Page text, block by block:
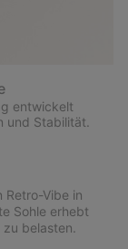
entwickelt
und Stabilität.
Retro-Vibe in
Sohle erhebt
belasten.